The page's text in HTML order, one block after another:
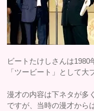
ビートたけしさんは
「ツービート」として大
漫才の内容は下ネタが多
ですが、当時の漫才から